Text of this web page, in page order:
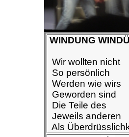
WINDUNG
Wir wollten nicht
So persönlich
Werden wie wirs
Geworden sind
Die Teile des
Jeweils anderen
Als